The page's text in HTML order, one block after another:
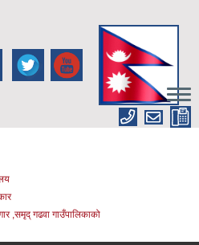
,समृद् गढवा गाउँपालिकाको